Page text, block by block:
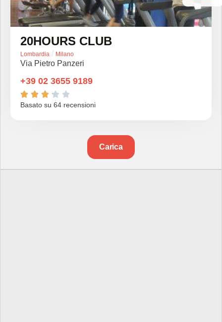
20HOURS CLUB
Lombardia / Milano
Via Pietro Panzeri
+39 02 3655 9189
    
Basato su 64 recensioni
Carica